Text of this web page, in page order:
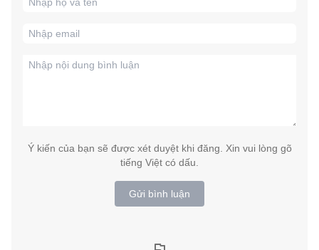
Ý kiến của bạn sẽ được xét duyệt khi đăng. Xin vui lòng gõ
tiếng Việt có dấu.
Gửi bình luận